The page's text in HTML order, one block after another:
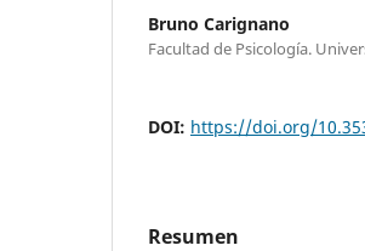
Bruno Carignano
Facultad de Psicología.
DOI: https://doi.org/
Resumen